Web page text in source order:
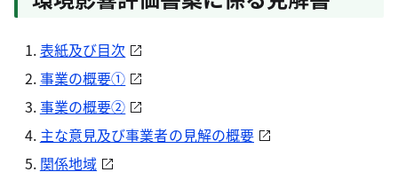
表紙及び目次
事業の概要①
事業の概要②
主な意見及び事業者の見解の概要
関係地域